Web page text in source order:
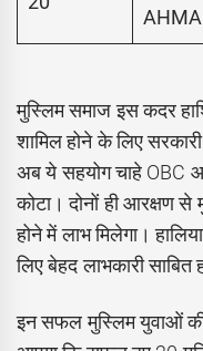
मुस्लिम समाज इस कदर
शामिल होने के लिए
अब ये सहयोग चाहे OBC
कोटा। दोनों ही आरक्षण से
होने में लाभ मिलेगा।
लिए बेहद लाभकारी साबित
इन सफल मुस्लिम युवाओं